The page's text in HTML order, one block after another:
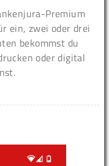
Premium
ein, zwei oder drei
bekommst du
oder digital